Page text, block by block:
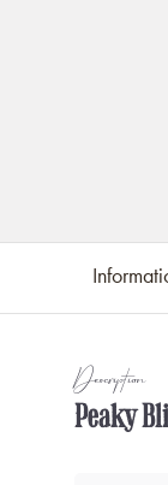
Description
Peaky